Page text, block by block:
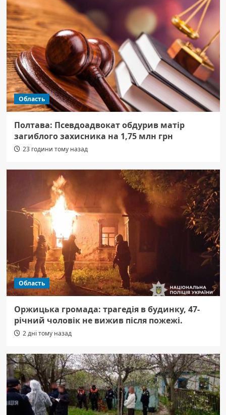
Область
Полтава: Псевдоадвокат обдурив матір
загиблого захисника на 1,75 млн грн
23 години тому назад
Область
Оржицька громада: трагедія в будинку, 47-
річний чоловік не вижив після пожежі.
2 дні тому назад